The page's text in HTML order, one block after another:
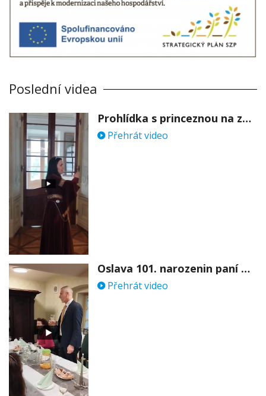
Poslední videa
Prohlídka s princeznou na zámku Stekník
Přehrát video
Oslava 101. narozenin paní Věry Skořepové
Přehrát video